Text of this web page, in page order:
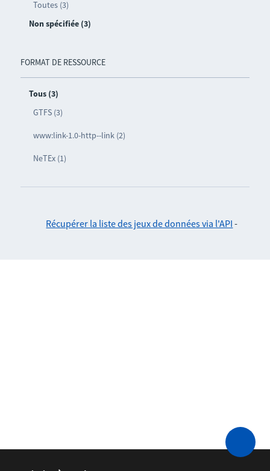
Toutes (3)
Non spécifiée (3)
FORMAT DE RESSOURCE
Tous (3)
GTFS (3)
www:link-1.0-http--link (2)
NeTEx (1)
Récupérer la liste des jeux de données via l'API -